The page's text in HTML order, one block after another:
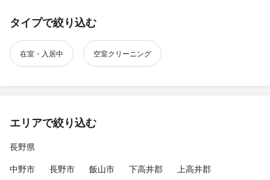
タイプで絞り込む
在室・入居中 空室クリーニング
エリアで絞り込む
長野県
中野市
長野市 飯山市 下高井郡
上高井郡